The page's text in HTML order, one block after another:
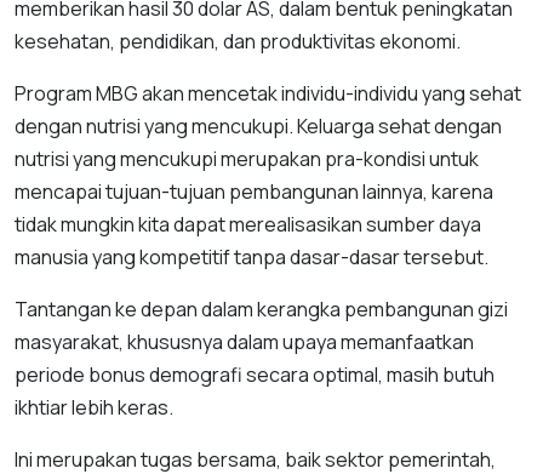
memberikan hasil 30 dolar AS, dalam bentuk peningkatan
kesehatan, pendidikan, dan produktivitas ekonomi.
Program MBG akan mencetak individu-individu yang sehat
dengan nutrisi yang mencukupi. Keluarga sehat dengan
nutrisi yang mencukupi merupakan pra-kondisi untuk
mencapai tujuan-tujuan pembangunan lainnya, karena
tidak mungkin kita dapat merealisasikan sumber daya
manusia yang kompetitif tanpa dasar-dasar tersebut.
Tantangan ke depan dalam kerangka pembangunan gizi
masyarakat, khususnya dalam upaya memanfaatkan
periode bonus demografi secara optimal, masih butuh
ikhtiar lebih keras.
Ini merupakan tugas bersama, baik sektor pemerintah,